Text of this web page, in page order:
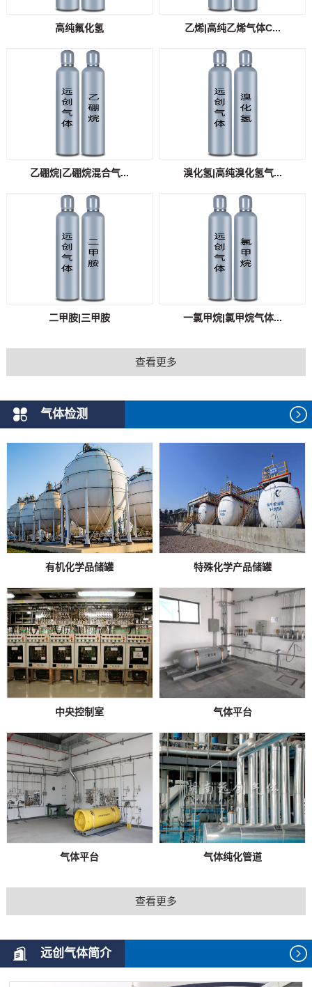
高纯氟化氢 乙烯|高纯乙烯气体C...
乙硼烷|乙硼烷混合气... 溴化氢|高纯溴化氢气...
二甲胺|三甲胺 一氯甲烷|氯甲烷气体...
查看更多
气体检测
有机化学品储罐 特殊化学产品储罐
中央控制室 气体平台
气体平台 气体纯化管道
查看更多
远创气体简介